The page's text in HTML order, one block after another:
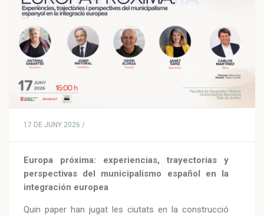
17 DE JUNY 2026 /
Europa próxima: experiencias, trayectorias y
perspectivas del municipalismo español en la
integración europea
Quin paper han jugat les ciutats en la construcció